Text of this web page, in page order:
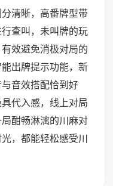
清晰，高番牌型带
查叫，未叫牌的玩
效避免消极对局的
出牌提示功能，新
音效搭配恰到好
代入感，线上对局
酣畅淋漓的川麻对
，都能轻松感受川